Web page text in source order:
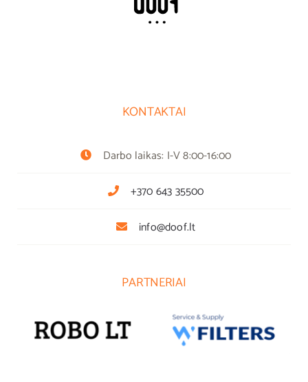
KONTAKTAI
Darbo laikas: I-V 8:00-16:00
+370 643 35500
info@doof.lt
PARTNERIAI